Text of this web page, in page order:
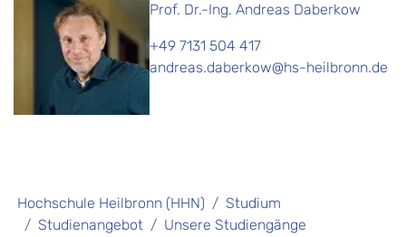
Prof. Dr.-Ing. Andreas Daberkow
+49 7131 504 417
andreas.daberkow@hs-heilbronn.de
Hochschule Heilbronn (HHN)
Studium
Studienangebot
Unsere Studiengänge